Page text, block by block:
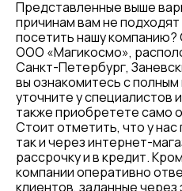
Представленные выше
причинам вам не подходят
посетить нашу
ООО «Магикосмо»,
Санкт-Петербург,
вы ознакомитесь с
уточните у специалистов
также приобретете само
Стоит отметить, что у нас
так и через интернет-
рассрочку и в кредит.
компании оперативно
клиентов, заданные